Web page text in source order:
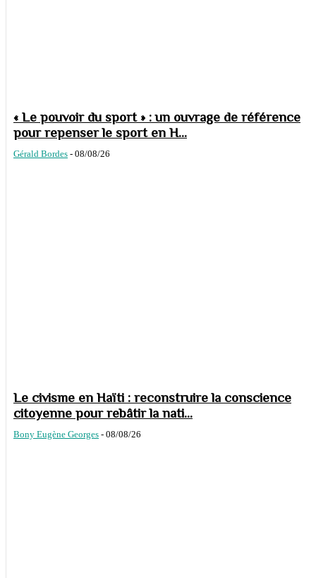
« Le pouvoir du sport » : un ouvrage de référence
pour repenser le sport en H...
Gérald Bordes - 08/08/26
Le civisme en Haïti : reconstruire la conscience
citoyenne pour rebâtir la nati...
Bony Eugène Georges - 08/08/26